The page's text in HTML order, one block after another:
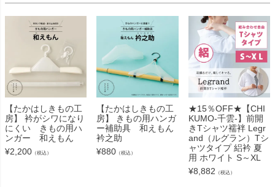
【たかはしきもの工
房】 衿がシワになり
にくい きもの用ハ
ンガー 和えもん
¥2,200 （税込）
【たかはしきもの工
房】 きもの用ハンガ
ー補助具 和えもん
衿之助
¥880 （税込）
★15％OFF★【CHI
KUMO-千雲-】前開
きTシャツ襦袢 Legr
and（ルグラン）Tシ
ャツタイプ 絽衿 夏
用 ホワイト S～XL
¥8,882 （税込）